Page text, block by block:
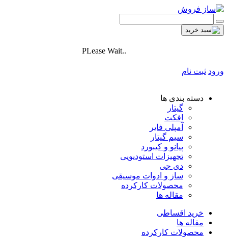
PLease Wait..
ورود ثبت نام
دسته بندی ها
گیتار
افکت
آمپلی فایر
سیم گیتار
پیانو و کیبورد
تجهیزات استودیویی
دی جی
ساز و ادوات موسیقی
محصولات کارکرده
مقاله ها
خرید اقساطی
مقاله ها
محصولات کارکرده